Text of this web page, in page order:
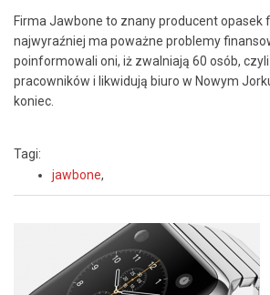
Firma Jawbone to znany producent opasek
najwyraźniej ma poważne problemy
poinformowali oni, iż zwalniają 60 osób, czyli
pracowników i likwidują biuro w Nowym
koniec.
Tagi:
jawbone,